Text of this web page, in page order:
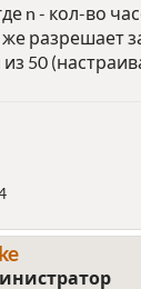
n - кол-во
же разрешает
50